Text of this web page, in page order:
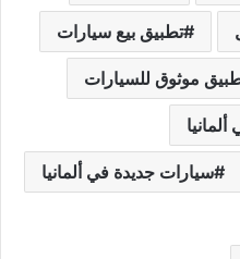
تطبيق بيع سيارات
موثوق للسيارات
سيارات جديدة في ألمانيا